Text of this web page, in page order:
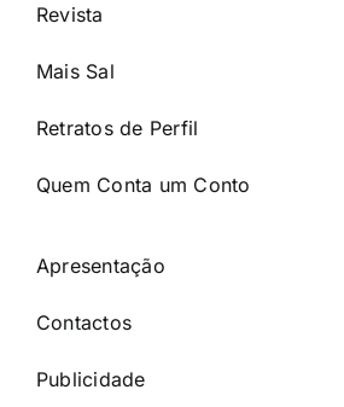
Revista
Mais Sal
Retratos de Perfil
Quem Conta um Conto
Apresentação
Contactos
Publicidade